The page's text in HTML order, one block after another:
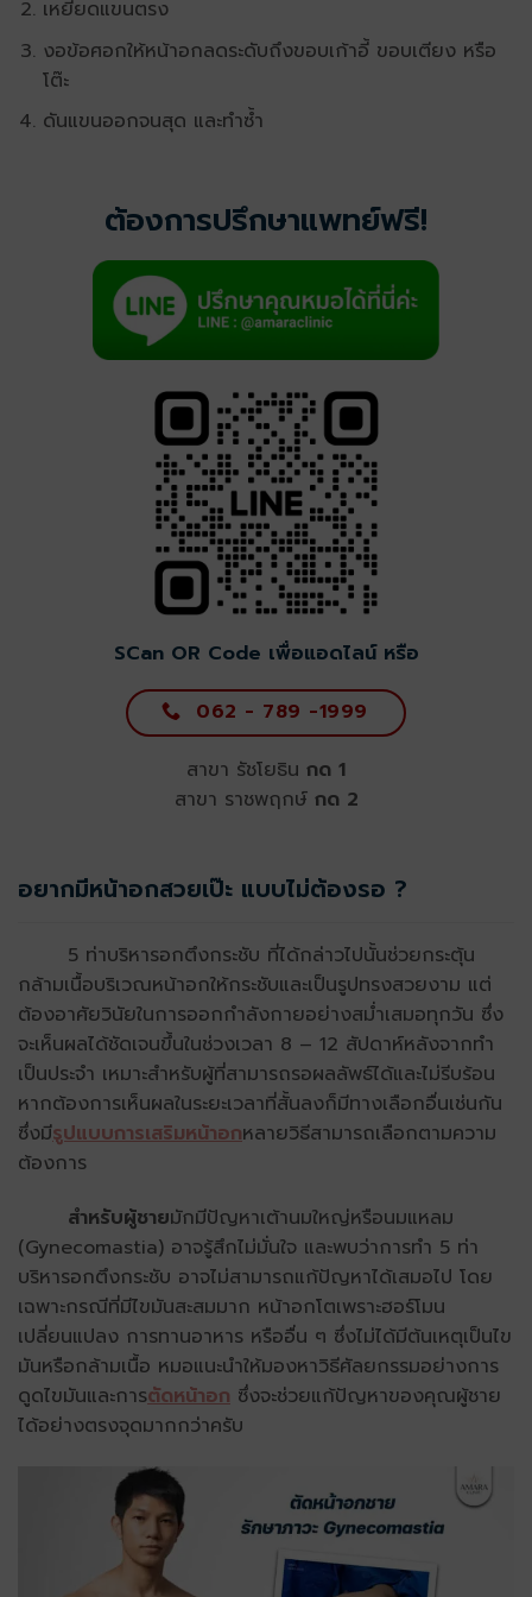
เหยียดแขนตรง
งอข้อศอกให้หน้าอกลดระดับถึงขอบเก้าอี้ ขอบเตียง หรือ
โต๊ะ
ดันแขนออกจนสุด และทำซ้ำ
ต้องการปรึกษาแพทย์ฟรี!
SCan OR Code เพื่อแอดไลน์ หรือ
062 - 789 -1999
สาขา รัชโยธิน กด 1
สาขา ราชพฤกษ์ กด 2
อยากมีหน้าอกสวยเป๊ะ แบบไม่ต้องรอ ?
5 ท่าบริหารอกตึงกระชับ ที่ได้กล่าวไปนั้นช่วยกระตุ้น
กล้ามเนื้อบริเวณหน้าอกให้กระชับและเป็นรูปทรงสวยงาม แต่
ต้องอาศัยวินัยในการออกกำลังกายอย่างสม่ำเสมอทุกวัน ซึ่ง
จะเห็นผลได้ชัดเจนขึ้นในช่วงเวลา 8 – 12 สัปดาห์หลังจากทำ
เป็นประจำ เหมาะสำหรับผู้ที่สามารถรอผลลัพธ์ได้และไม่รีบร้อน
หากต้องการเห็นผลในระยะเวลาที่สั้นลงก็มีทางเลือกอื่นเช่นกัน
ซึ่งมีรูปแบบการเสริมหน้าอกหลายวิธีสามารถเลือกตามความ
ต้องการ
สำหรับผู้ชายมักมีปัญหาเต้านมใหญ่หรือนมแหลม
(Gynecomastia) อาจรู้สึกไม่มั่นใจ และพบว่าการทำ 5 ท่า
บริหารอกตึงกระชับ อาจไม่สามารถแก้ปัญหาได้เสมอไป โดย
เฉพาะกรณีที่มีไขมันสะสมมาก หน้าอกโตเพราะฮอร์โมน
เปลี่ยนแปลง การทานอาหาร หรืออื่น ๆ ซึ่งไม่ได้มีต้นเหตุเป็นไข
มันหรือกล้ามเนื้อ หมอแนะนำให้มองหาวิธีศัลยกรรมอย่างการ
ดูดไขมันและการตัดหน้าอก ซึ่งจะช่วยแก้ปัญหาของคุณผู้ชาย
ได้อย่างตรงจุดมากกว่าครับ